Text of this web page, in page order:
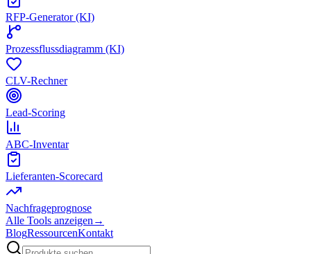
RFP-Generator (KI)
Prozessflussdiagramm (KI)
CLV-Rechner
Lead-Scoring
ABC-Inventar
Lieferanten-Scorecard
Nachfrageprognose
Alle Tools anzeigen →
BlogRessourcenKontakt